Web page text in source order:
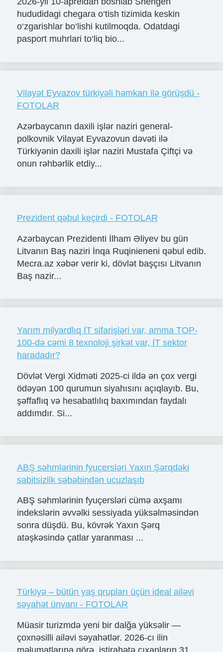
hududidagi chegara o‘tish tizimida keskin
o‘zgarishlar bo‘lishi kutilmoqda. Odatdagi
pasport muhrlari to‘liq bio...
Vilayət Eyvazov türkiyəli həmkarı ilə görüşdü -
FOTOLAR
Azərbaycanın daxili işlər naziri general-
polkovnik Vilayət Eyvazovun dəvəti ilə
Türkiyənin daxili işlər naziri Mustafa Çiftçi və
onun rəhbərlik etdiy...
Prezident qəbul keçirdi - FOTOLAR
Azərbaycan Prezidenti İlham Əliyev bu gün
Litvanın Baş naziri İnqa Ruqinieneni qəbul edib.
Mecra.az xəbər verir ki, dövlət başçısı Litvanın
Baş nazir...
Yarım milyardlıq İT sifarişləri var, amma TOP-
100-də cəmi 8 texnoloji şirkət var, İT sektor
haradadır?
Dövlət Vergi Xidməti 2025-ci ildə ən çox vergi
ödəyən 100 qurumun siyahısını açıqlayıb. Bu,
şəffaflıq və hesabatlılıq baxımından faydalı
addımdır. Si...
ABŞ səhmlərinin fyuçersləri Yaxın Şərqdəki
sabitsizlik səbəbindən ucuzlaşıb
ABŞ səhmlərinin fyuçersləri cümə axşamı
indekslərin əvvəlki sessiyada yüksəlməsindən
sonra düşdü. Bu, kövrək Yaxın Şərq
atəşkəsində çatlar yaranması ...
Türkiyə – bütün yaş qrupları üçün ideal ailəvi
səyahət ünvanı - FOTOLAR
Müasir turizmdə yeni bir dalğa yüksəlir —
çoxnəsilli ailəvi səyahətlər. 2026-cı ilin